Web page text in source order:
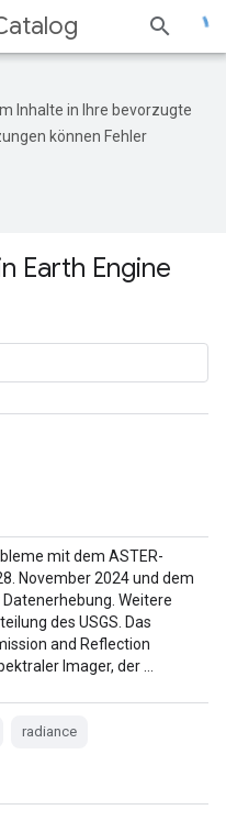
Inhalte in Ihre bevorzugte
können Fehler
Earth Engine
mit dem ASTER-
November 2024 und dem
Weitere
des USGS. Das
and Reflection
Imager, der …
radiance